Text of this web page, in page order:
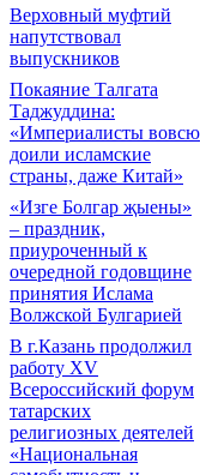
Верховный муфтий
напутствовал
выпускников
Покаяние Талгата
Таджуддина:
«Империалисты вовсю
доили исламские
страны, даже Китай»
«Изге Болгар җыены»
– праздник,
приуроченный к
очередной годовщине
принятия Ислама
Волжской Булгарией
В г.Казань продолжил
работу XV
Всероссийский форум
татарских
религиозных деятелей
«Национальная